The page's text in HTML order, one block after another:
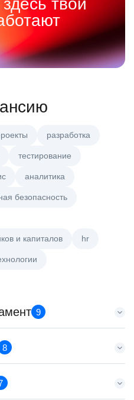
твои
разработка
тестирование
аналитика
безопасность
и капиталов hr
9
клиентами (КАМ)
8
среднего и крупного